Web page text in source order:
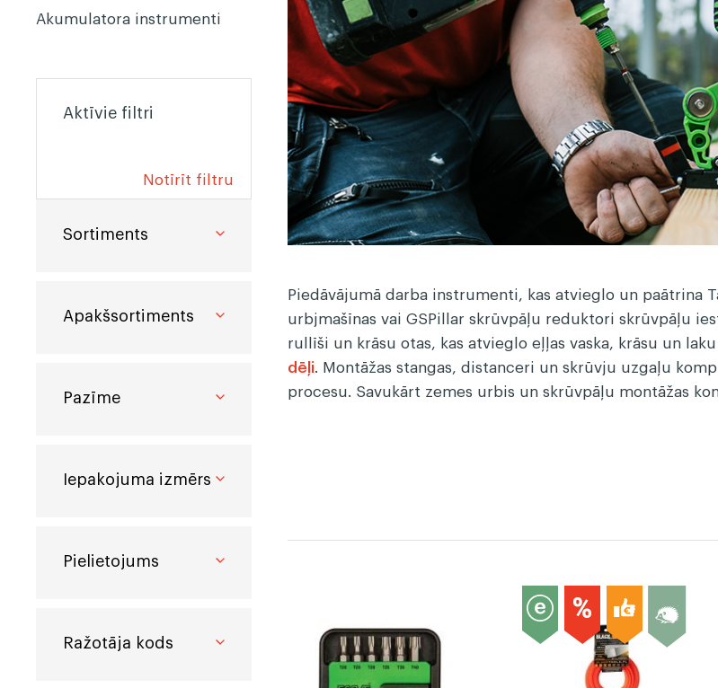
C16/C24
Zāģmateriāli
Žāvēts
Nežāvēts
Impregnēts
Akumulatora instrumenti
Aktīvie filtri
Notīrīt filtru
Sortiments
Apakšsortiments
Pazīme
Iepakojuma izmērs
Pielietojums
Ražotāja kods
Piedāvājumā darba instrumenti, kas atvieglo un paātrina
urbjmašīnas vai GSPillar skrūvpāļu reduktori skrūvpāļu
rullīši un krāsu otas, kas atvieglo eļļas vaska, krāsu un
dēļi. Montāžas stangas, distanceri un skrūvju uzgaļu
procesu. Savukārt zemes urbis un skrūvpāļu montāžas